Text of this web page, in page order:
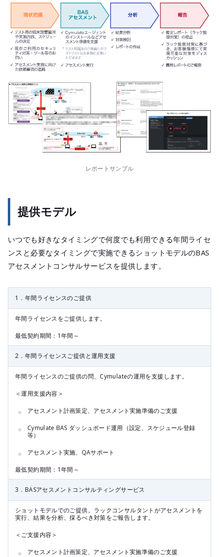
レポートサンプル
提供モデル
いつでも好きなタイミングで何度でも利用できる年間ライセ
ンスと必要なタイミングで実施できるショットモデルのBAS
アセスメントコンサルサービスを提供します。
1．年間ライセンスのご提供
年間ライセンスをご提供します。
最低契約期間：1年間～
2．年間ライセンスご提供と運用支援
年間ライセンスのご提供の問、Cymulateの運用を支援します。
＜運用支援内容＞
アセスメント計画策定、アセスメント実施準備のご支援
Cymulate BAS ダッシュボード運用（設定、スケジュール登録
等）
アセスメント実施、QAサポート
最低契約期間：1年間～
3．BASアセスメントコンサルティングサービス
ショットモデルでのご提供。ラックコンサルタントがアセスメントを
実行、結果を分析、採るべき対策をご報告します。
＜ご支援内容＞
アセスメント計画策定、アセスメント実施準備のご支援